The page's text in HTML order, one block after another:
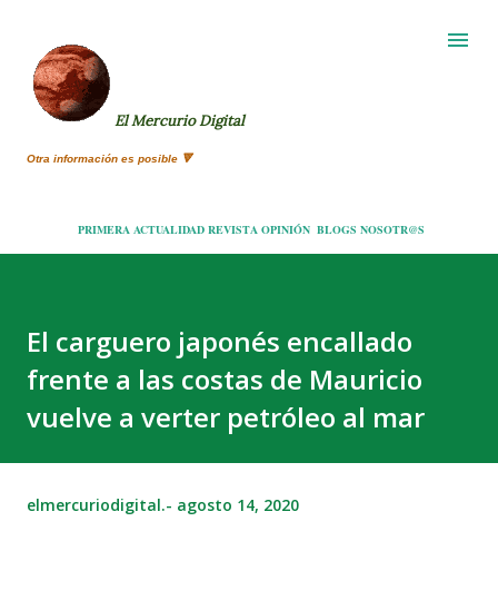
El Mercurio Digital
Otra información es posible 🔻
PRIMERA ACTUALIDAD REVISTA OPINIÓN BLOGS NOSOTR@S
El carguero japonés encallado
frente a las costas de Mauricio
vuelve a verter petróleo al mar
elmercuriodigital.- agosto 14, 2020